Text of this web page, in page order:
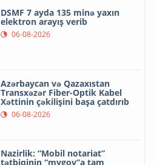
DSMF 7 ayda 135 minə yaxın
elektron arayış verib
06-08-2026
Azərbaycan və Qazaxıstan
Transxəzər Fiber-Optik Kabel
Xəttinin çəkilişini başa çatdırıb
06-08-2026
Nazirlik: “Mobil notariat”
tətbiqinin “mygov”a tam